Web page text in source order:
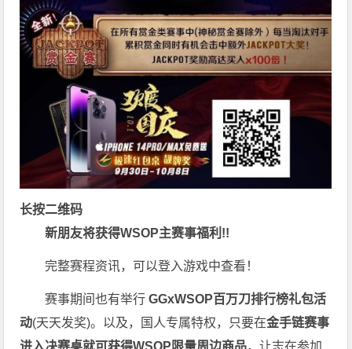
长按二维码
新朋友将获得WSOP主赛事福利!!
完整赛程资讯，可以登入游戏中查看！
赛事期间也有举行 GGxWSOP百万刀排行榜礼包活
动(天天发奖)。以及，国人专属特权，只要在金手链赛事